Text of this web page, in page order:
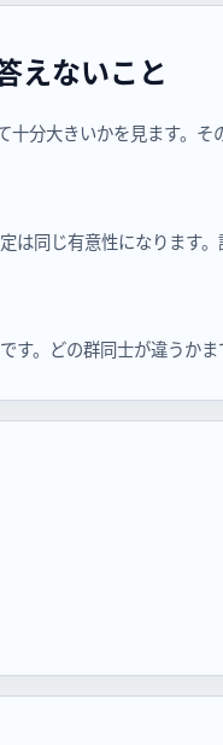
えないこと
分大きいかを見ます。
は同じ有意性になります
す。どの群同士が違うか